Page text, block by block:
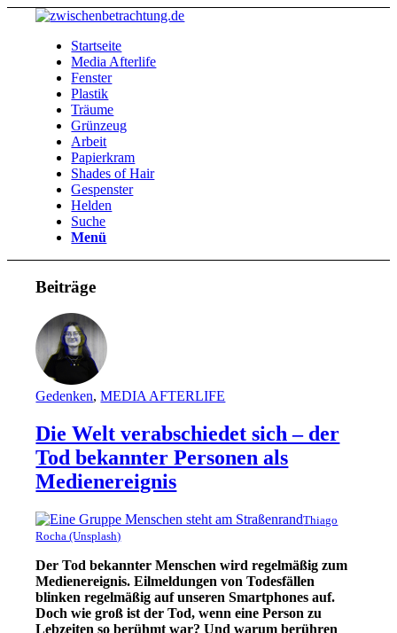
Startseite
Media Afterlife
Fenster
Plastik
Träume
Grünzeug
Arbeit
Papierkram
Shades of Hair
Gespenster
Helden
Suche
Menü
Beiträge
Gedenken,MEDIA AFTERLIFE
Die Welt verabschiedet sich – der
Tod bekannter Personen als
Medienereignis
Thiago
Rocha (Unsplash)
Der Tod bekannter Menschen wird regelmäßig zum
Medienereignis. Eilmeldungen von Todesfällen
blinken regelmäßig auf unseren Smartphones auf.
Doch wie groß ist der Tod, wenn eine Person zu
Lebzeiten so berühmt war? Und warum berühren